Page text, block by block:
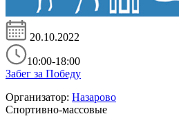
20.10.2022
10:00-18:00
Забег за Победу
Организатор: Назарово
Спортивно-массовые